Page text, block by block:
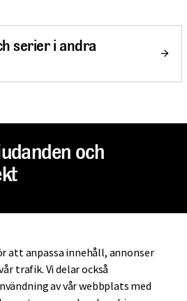
serier i andra
och
att anpassa innehåll, annonser
trafik. Vi delar också
av vår webbplats med